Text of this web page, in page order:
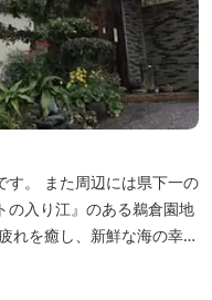
す。 また周辺には県下一の
の入り江』のある鵜倉園地
れを癒し、新鮮な海の幸を
のんびりと・・くつろぎ